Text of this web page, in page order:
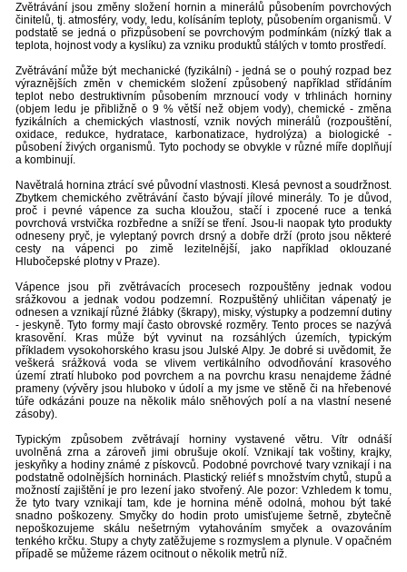
Zvětrávání jsou změny složení hornin a minerálů působením povrchových
činitelů, tj. atmosféry, vody, ledu, kolísáním teploty, působením organismů. V
podstatě se jedná o přizpůsobení se povrchovým podmínkám (nízký tlak a
teplota, hojnost vody a kyslíku) za vzniku produktů stálých v tomto prostředí.
Zvětrávání může být mechanické (fyzikální) - jedná se o pouhý rozpad bez
výraznějších změn v chemickém složení způsobený například střídáním
teplot nebo destruktivním působením mrznoucí vody v trhlinách horniny
(objem ledu je přibližně o 9 % větší než objem vody), chemické - změna
fyzikálních a chemických vlastností, vznik nových minerálů (rozpouštění,
oxidace, redukce, hydratace, karbonatizace, hydrolýza) a biologické -
působení živých organismů. Tyto pochody se obvykle v různé míře doplňují
a kombinují.
Navětralá hornina ztrácí své původní vlastnosti. Klesá pevnost a soudržnost.
Zbytkem chemického zvětrávání často bývají jílové minerály. To je důvod,
proč i pevné vápence za sucha kloužou, stačí i zpocené ruce a tenká
povrchová vrstvička rozbředne a sníží se tření. Jsou-li naopak tyto produkty
odneseny pryč, je vyleptaný povrch drsný a dobře drží (proto jsou některé
cesty na vápenci po zimě lezitelnější, jako například oklouzané
Hlubočepské plotny v Praze).
Vápence jsou při zvětrávacích procesech rozpouštěny jednak vodou
srážkovou a jednak vodou podzemní. Rozpuštěný uhličitan vápenatý je
odnesen a vznikají různé žlábky (škrapy), misky, výstupky a podzemní dutiny
- jeskyně. Tyto formy mají často obrovské rozměry. Tento proces se nazývá
krasovění. Kras může být vyvinut na rozsáhlých územích, typickým
příkladem vysokohorského krasu jsou Julské Alpy. Je dobré si uvědomit, že
veškerá srážková voda se vlivem vertikálního odvodňování krasového
území ztratí hluboko pod povrchem a na povrchu krasu nenajdeme žádné
prameny (vývěry jsou hluboko v údolí a my jsme ve stěně či na hřebenové
túře odkázáni pouze na několik málo sněhových polí a na vlastní nesené
zásoby).
Typickým způsobem zvětrávají horniny vystavené větru. Vítr odnáší
uvolněná zrna a zároveň jimi obrušuje okolí. Vznikají tak voštiny, krajky,
jeskyňky a hodiny známé z pískovců. Podobné povrchové tvary vznikají i na
podstatně odolnějších horninách. Plastický reliéf s množstvím chytů, stupů a
možností zajištění je pro lezení jako stvořený. Ale pozor: Vzhledem k tomu,
že tyto tvary vznikají tam, kde je hornina méně odolná, mohou být také
snadno poškozeny. Smyčky do hodin proto umisťujeme šetrně, zbytečně
nepoškozujeme skálu nešetrným vytahováním smyček a ovazováním
tenkého krčku. Stupy a chyty zatěžujeme s rozmyslem a plynule. V opačném
případě se můžeme rázem ocitnout o několik metrů níž.